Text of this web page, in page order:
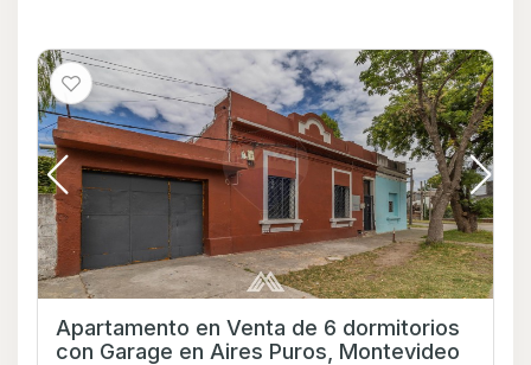
Apartamento en Venta de 6 dormitorios
con Garage en Aires Puros, Montevideo